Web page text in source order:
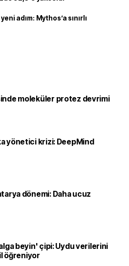
adım: Mythos’a sınırlı
moleküler protez devrimi
yönetici krizi: DeepMind
dönemi: Daha ucuz
beyin' çipi: Uydu verilerini
öğreniyor